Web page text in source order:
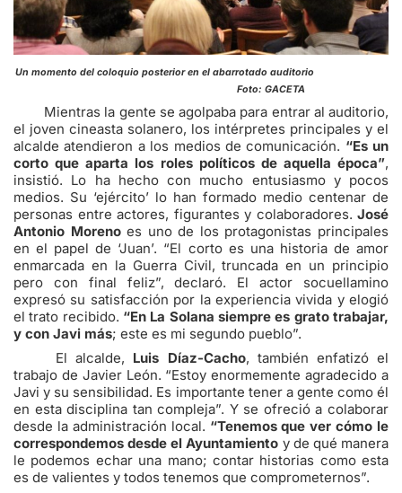
Un momento del coloquio posterior en el abarrotado auditorio
Foto: GACETA
Mientras la gente se agolpaba para entrar al auditorio,
el joven cineasta solanero, los intérpretes principales y el
alcalde atendieron a los medios de comunicación. “Es un
corto que aparta los roles políticos de aquella época”,
insistió. Lo ha hecho con mucho entusiasmo y pocos
medios. Su ‘ejército’ lo han formado medio centenar de
personas entre actores, figurantes y colaboradores. José
Antonio Morenoes uno de los protagonistas principales
en el papel de ‘Juan’. “El corto es una historia de amor
enmarcada en la Guerra Civil, truncada en un principio
pero con final feliz”, declaró. El actor socuellamino
expresó su satisfacción por la experiencia vivida y elogió
el trato recibido. “En La Solana siempre es grato trabajar,
y con Javi más; este es mi segundo pueblo”.
El alcalde, Luis Díaz-Cacho, también enfatizó el
trabajo de Javier León. “Estoy enormemente agradecido a
Javi y su sensibilidad. Es importante tener a gente como él
en esta disciplina tan compleja”. Y se ofreció a colaborar
desde la administración local. “Tenemos que ver cómo le
correspondemos desde el Ayuntamiento y de qué manera
le podemos echar una mano; contar historias como esta
es de valientes y todos tenemos que comprometernos”.